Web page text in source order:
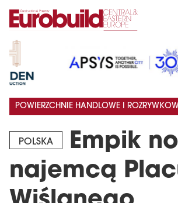
POLSKA
Empik
najemcą
POWIERZCHNIE HANDLOWE I